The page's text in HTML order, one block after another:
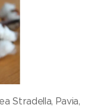
Stradella, Pavia,